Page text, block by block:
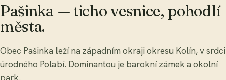
Pašinka — ticho vesnice, pohodlí
města.
Obec Pašinka leží na západním okraji okresu Kolín, v srdci
úrodného Polabí. Dominantou je barokní zámek a okolní